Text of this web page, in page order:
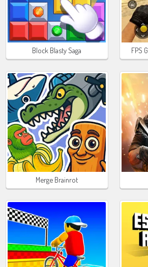
Block Blasty Saga FPS
Merge Brainrot